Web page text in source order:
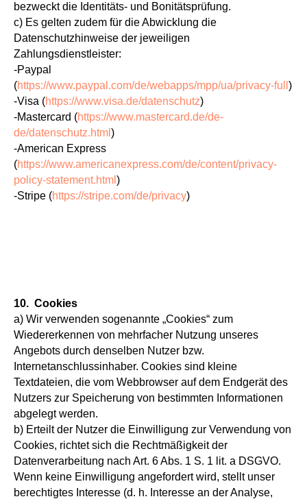
bezweckt die Identitäts- und Bonitätsprüfung.
c) Es gelten zudem für die Abwicklung die
Datenschutzhinweise der jeweiligen
Zahlungsdienstleister:
-Paypal
(https://www.paypal.com/de/webapps/mpp/ua/privacy-full )
-Visa (https://www.visa.de/datenschutz)
-Mastercard (https://www.mastercard.de/de-
de/datenschutz.html )
-American Express
(https://www.americanexpress.com/de/content/privacy-
policy-statement.html )
-Stripe (https://stripe.com/de/privacy)
10. Cookies
a) Wir verwenden sogenannte „Cookies“ zum
Wiedererkennen von mehrfacher Nutzung unseres
Angebots durch denselben Nutzer bzw.
Internetanschlussinhaber. Cookies sind kleine
Textdateien, die vom Webbrowser auf dem Endgerät des
Nutzers zur Speicherung von bestimmten Informationen
abgelegt werden.
b) Erteilt der Nutzer die Einwilligung zur Verwendung von
Cookies, richtet sich die Rechtmäßigkeit der
Datenverarbeitung nach Art. 6 Abs. 1 S. 1 lit. a DSGVO.
Wenn keine Einwilligung angefordert wird, stellt unser
berechtigtes Interesse (d. h. Interesse an der Analyse,